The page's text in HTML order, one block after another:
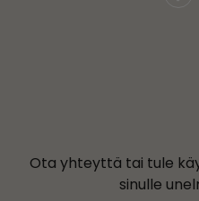
Ota yhteyttä tai tule
sinulle